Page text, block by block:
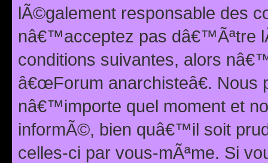
lÃ©galement responsable des
nâ€™acceptez pas dâ€™Ãªtre
conditions suivantes, alors
â€œForum anarchisteâ€.
nâ€™importe quel moment et
informÃ©, bien quâ€™il soit
celles-ci par vous-mÃªme. Si